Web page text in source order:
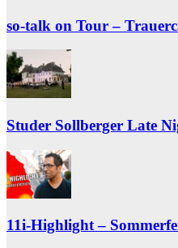
so-talk on Tour –
Studer Sollberger Late
11i-Highlight –